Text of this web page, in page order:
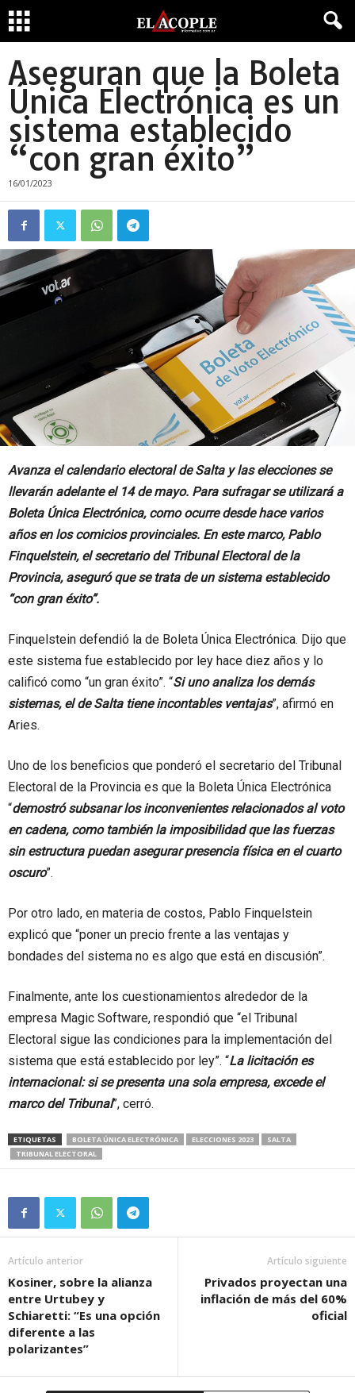
Aseguran que la Boleta
Única Electrónica es un
sistema establecido
“con gran éxito”
16/01/2023
Avanza el calendario electoral de Salta y las elecciones se
llevarán adelante el 14 de mayo. Para sufragar se utilizará a
Boleta Única Electrónica, como ocurre desde hace varios
años en los comicios provinciales. En este marco, Pablo
Finquelstein, el secretario del Tribunal Electoral de la
Provincia, aseguró que se trata de un sistema establecido
“con gran éxito”.
Finquelstein defendió la de Boleta Única Electrónica. Dijo que
este sistema fue establecido por ley hace diez años y lo
calificó como “un gran éxito”. “Si uno analiza los demás
sistemas, el de Salta tiene incontables ventajas”, afirmó en
Aries.
Uno de los beneficios que ponderó el secretario del Tribunal
Electoral de la Provincia es que la Boleta Única Electrónica
“demostró subsanar los inconvenientes relacionados al voto
en cadena, como también la imposibilidad que las fuerzas
sin estructura puedan asegurar presencia física en el cuarto
oscuro”.
Por otro lado, en materia de costos, Pablo Finquelstein
explicó que “poner un precio frente a las ventajas y
bondades del sistema no es algo que está en discusión”.
Finalmente, ante los cuestionamientos alrededor de la
empresa Magic Software, respondió que “el Tribunal
Electoral sigue las condiciones para la implementación del
sistema que está establecido por ley”. “La licitación es
internacional: si se presenta una sola empresa, excede el
marco del Tribunal”, cerró.
ETIQUETAS BOLETA ÚNICA ELECTRÓNICA ELECCIONES 2023
SALTA
TRIBUNAL ELECTORAL
Artículo anterior
Kosiner, sobre la alianza
entre Urtubey y
Schiaretti: “Es una opción
diferente a las
polarizantes”
Artículo siguiente
Privados proyectan una
inflación de más del 60%
oficial